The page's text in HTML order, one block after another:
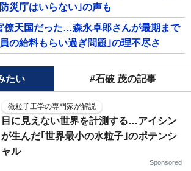
災庁はいらない｣の声も
僚天国だった…森永卓郎さんが最期まで
の給料もらい過ぎ問題｣の理不尽さ
たい #石破 茂の記事
微粒子工学の専門家が解説
目に見えない世界を計測する…アイシン
が生んだ｢世界最小の水粒子｣のポテンシ
ャル
Sponsored